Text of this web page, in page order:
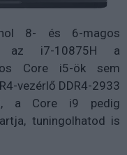
8- és 6-magos
az i7-10875H a
Core i5-ök sem
vezérlő DDR4-2933
a Core i9 pedig
tuningolhatod is